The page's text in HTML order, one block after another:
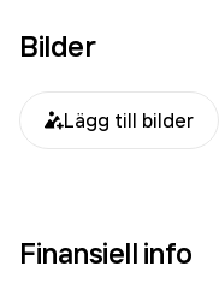
Bilder
Lägg till bilder
Finansiell info